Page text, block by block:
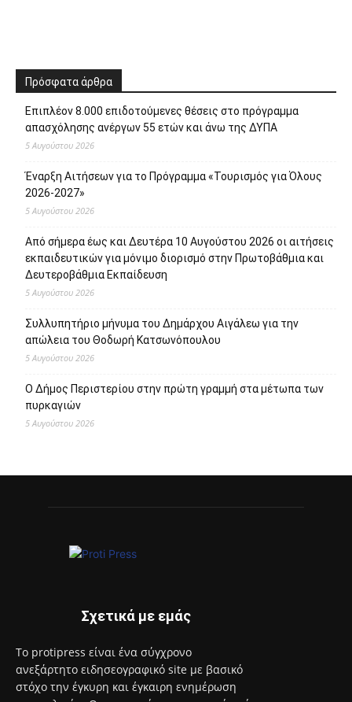
Πρόσφατα άρθρα
Επιπλέον 8.000 επιδοτούμενες θέσεις στο πρόγραμμα
απασχόλησης ανέργων 55 ετών και άνω της ΔΥΠΑ
5 Αυγούστου 2026
Έναρξη Αιτήσεων για το Πρόγραμμα «Τουρισμός για Όλους
2026-2027»
5 Αυγούστου 2026
Από σήμερα έως και Δευτέρα 10 Αυγούστου 2026 οι αιτήσεις
εκπαιδευτικών για μόνιμο διορισμό στην Πρωτοβάθμια και
Δευτεροβάθμια Εκπαίδευση
5 Αυγούστου 2026
Συλλυπητήριο μήνυμα του Δημάρχου Αιγάλεω για την
απώλεια του Θοδωρή Κατσωνόπουλου
5 Αυγούστου 2026
Ο Δήμος Περιστερίου στην πρώτη γραμμή στα μέτωπα των
πυρκαγιών
5 Αυγούστου 2026
Σχετικά με εμάς
Το protipress είναι ένα σύγχρονο
ανεξάρτητο ειδησεογραφικό site με βασικό
στόχο την έγκυρη και έγκαιρη ενημέρωση